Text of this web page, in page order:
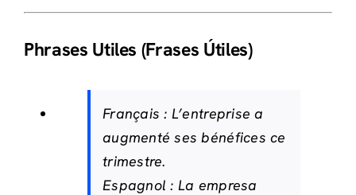
Phrases Utiles (Frases Útiles)
Français : L’entreprise a
augmenté ses bénéfices ce
trimestre.
Espagnol : La empresa